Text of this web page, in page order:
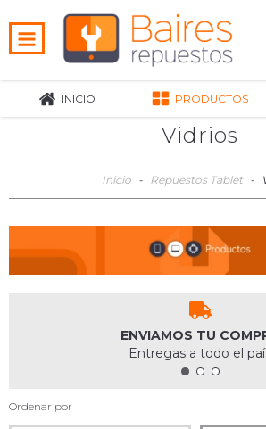
INICIO PRODUCTOS
Vidrios
Inicio - Repuestos Tablet -
ENVIAMOS TU
Entregas a todo el
Ordenar por